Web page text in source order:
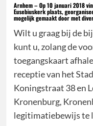
Arnhem – Op 10 januari 2018
Eusebiuskerk plaats,
mogelijk gemaakt door met
Wilt u graag bij de
kunt u, zolang de
toegangskaart
receptie van het
Koningstraat 38 en
Kronenburg,
legitimatiebewijs te